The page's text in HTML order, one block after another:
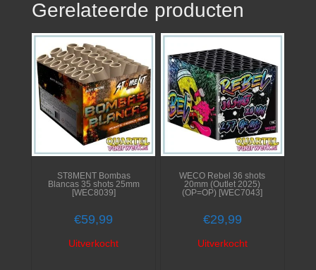
Gerelateerde producten
ST8MENT Bombas
Blancas 35 shots 25mm
[WEC8039]
€59,99
Uitverkocht
WECO Rebel 36 shots
20mm (Outlet 2025)
(OP=OP) [WEC7043]
€29,99
Uitverkocht